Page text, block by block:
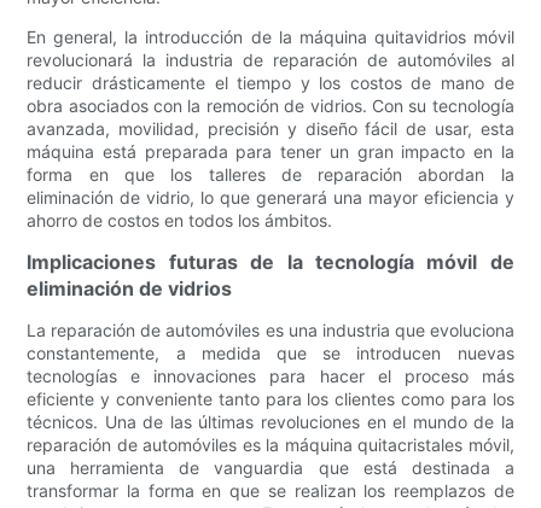
En general, la introducción de la máquina quitavidrios móvil
revolucionará la industria de reparación de automóviles al
reducir drásticamente el tiempo y los costos de mano de
obra asociados con la remoción de vidrios. Con su tecnología
avanzada, movilidad, precisión y diseño fácil de usar, esta
máquina está preparada para tener un gran impacto en la
forma en que los talleres de reparación abordan la
eliminación de vidrio, lo que generará una mayor eficiencia y
ahorro de costos en todos los ámbitos.
Implicaciones futuras de la tecnología móvil de
eliminación de vidrios
La reparación de automóviles es una industria que evoluciona
constantemente, a medida que se introducen nuevas
tecnologías e innovaciones para hacer el proceso más
eficiente y conveniente tanto para los clientes como para los
técnicos. Una de las últimas revoluciones en el mundo de la
reparación de automóviles es la máquina quitacristales móvil,
una herramienta de vanguardia que está destinada a
transformar la forma en que se realizan los reemplazos de